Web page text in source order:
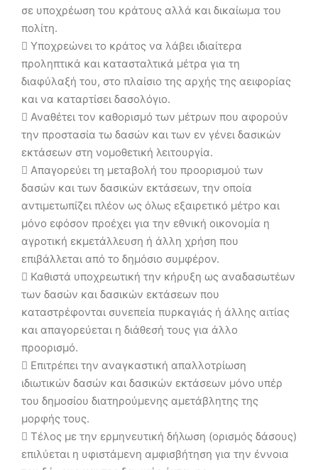
σε υποχρέωση του κράτους αλλά και δικαίωμα του
πολίτη.
 Υποχρεώνει το κράτος να λάβει ιδιαίτερα
προληπτικά και κατασταλτικά μέτρα για τη
διαφύλαξή του, στο πλαίσιο της αρχής της αειφορίας
και να καταρτίσει δασολόγιο.
 Αναθέτει τον καθορισμό των μέτρων που αφορούν
την προστασία τω δασών και των εν γένει δασικών
εκτάσεων στη νομοθετική λειτουργία.
 Απαγορεύει τη μεταβολή του προορισμού των
δασών και των δασικών εκτάσεων, την οποία
αντιμετωπίζει πλέον ως όλως εξαιρετικό μέτρο και
μόνο εφόσον προέχει για την εθνική οικονομία η
αγροτική εκμετάλλευση ή άλλη χρήση που
επιβάλλεται από το δημόσιο συμφέρον.
 Καθιστά υποχρεωτική την κήρυξη ως αναδασωτέων
των δασών και δασικών εκτάσεων που
καταστρέφονται συνεπεία πυρκαγιάς ή άλλης αιτίας
και απαγορεύεται η διάθεσή τους για άλλο
προορισμό.
 Επιτρέπει την αναγκαστική απαλλοτρίωση
ιδιωτικών δασών και δασικών εκτάσεων μόνο υπέρ
του δημοσίου διατηρούμενης αμετάβλητης της
μορφής τους.
 Τέλος με την ερμηνευτική δήλωση (ορισμός δάσους)
επιλύεται η υφιστάμενη αμφισβήτηση για την έννοια